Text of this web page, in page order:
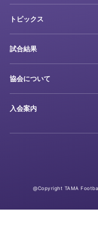
トピックス
試合結果
協会について
入会案内
@Copyright TAMA